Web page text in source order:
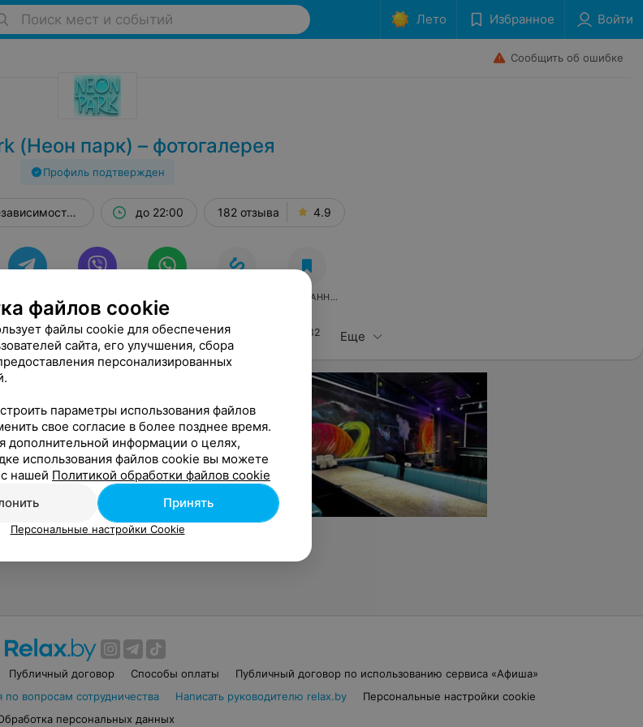
Поиск мест и событий Лето Избранное Войти
Сообщить об ошибке
(Неон парк) – фотогалерея
Профиль подтвержден
Цены Скидки Фотогалерея 182 Еще
3/2 до 22:00 182 отзыва 4.9
WHATSAPP В ИЗБРАННОЕ
Публичный договор Способы оплаты
Публичный договор по использованию сервиса «Афиша»
по вопросам сотрудничества Написать руководителю relax.by
Персональные настройки cookie
персональных данных
файлов cookie
файлы cookie для обеспечения
сайта, его улучшения, сбора
персонализированных
параметры использования файлов
свое согласие в более позднее время.
дополнительной информации о целях,
использования файлов cookie вы можете
нашей Политикой обработки файлов cookie
Принять
Персональные настройки Cookie